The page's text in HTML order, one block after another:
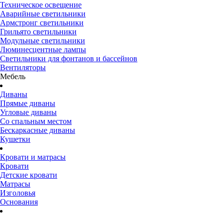
Техническое освещение
Аварийные светильники
Армстронг светильники
Грильято светильники
Модульные светильники
Люминесцентные лампы
Светильники для фонтанов и бассейнов
Вентиляторы
Мебель
Диваны
Прямые диваны
Угловые диваны
Со спальным местом
Бескаркасные диваны
Кушетки
Кровати и матрасы
Кровати
Детские кровати
Матрасы
Изголовья
Основания